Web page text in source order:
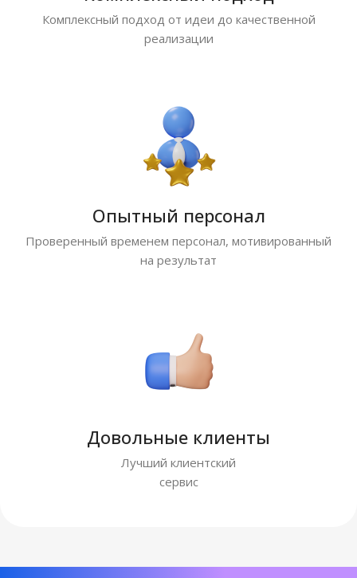
Комплексный подход от идеи до качественной
реализации
Опытный персонал
Проверенный временем персонал, мотивированный
на результат
Довольные клиенты
Лучший клиентский
сервис